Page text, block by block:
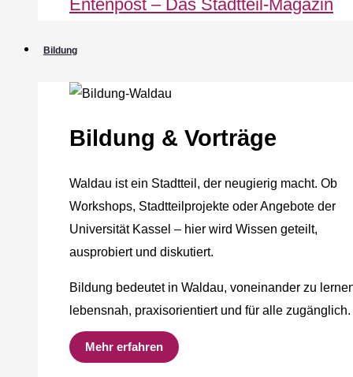
Entenpost – Das Stadtteil-Magazin
Bildung
Bildung & Vorträge
Waldau ist ein Stadtteil, der neugierig macht. Ob
Workshops, Stadtteilprojekte oder Angebote der
Universität Kassel – hier wird Wissen geteilt,
ausprobiert und diskutiert.
Bildung bedeutet in Waldau, voneinander zu
lebensnah, praxisorientiert und für alle zugänglich.
Mehr erfahren